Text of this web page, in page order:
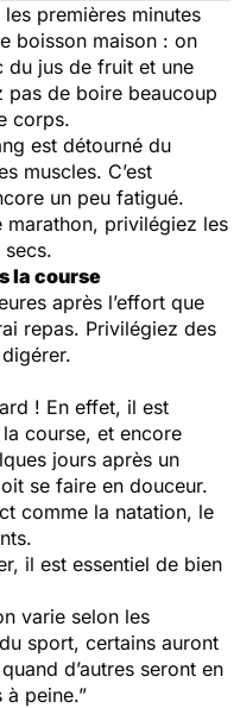
premières minutes
boisson maison : on
du jus de fruit et une
pas de boire beaucoup
corps.
est détourné du
muscles. C’est
un peu fatigué.
marathon, privilégiez les
la course
après l’effort que
repas. Privilégiez des
! En effet, il est
course, et encore
jours après un
se faire en douceur.
comme la natation, le
il est essentiel de bien
varie selon les
sport, certains auront
quand d’autres seront en
à peine.”